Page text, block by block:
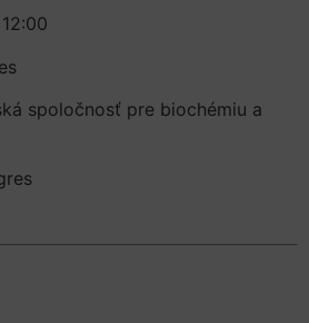
spoločnosť pre biochémiu a